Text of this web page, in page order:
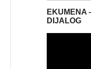
EKUMENA
DIJALOG